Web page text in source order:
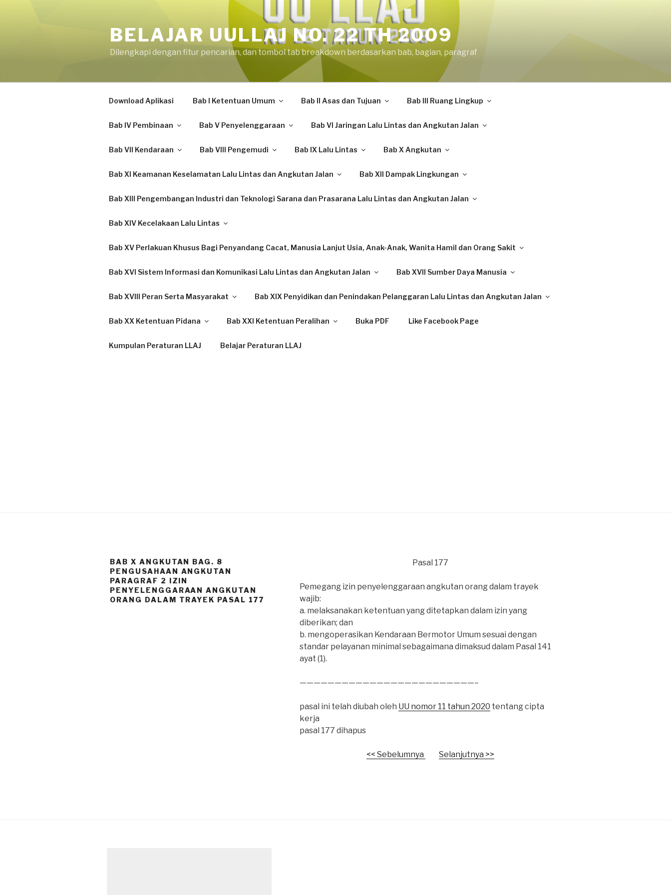
BELAJAR UULLAJ NO. 22 TH 2009
Dilengkapi dengan fitur pencarian, dan tombol tab breakdown berdasarkan bab, bagian, paragraf
Download Aplikasi Bab I Ketentuan Umum Bab II Asas dan Tujuan Bab III Ruang Lingkup
Bab IV Pembinaan Bab V Penyelenggaraan Bab VI Jaringan Lalu Lintas dan Angkutan Jalan
Bab VII Kendaraan Bab VIII Pengemudi Bab IX Lalu Lintas Bab X Angkutan
Bab XI Keamanan Keselamatan Lalu Lintas dan Angkutan Jalan Bab XII Dampak Lingkungan
Bab XIII Pengembangan Industri dan Teknologi Sarana dan Prasarana Lalu Lintas dan Angkutan Jalan
Bab XIV Kecelakaan Lalu Lintas
Bab XV Perlakuan Khusus Bagi Penyandang Cacat, Manusia Lanjut Usia, Anak-Anak, Wanita Hamil dan Orang Sakit
Bab XVI Sistem Informasi dan Komunikasi Lalu Lintas dan Angkutan Jalan Bab XVII Sumber Daya Manusia
Bab XVIII Peran Serta Masyarakat Bab XIX Penyidikan dan Penindakan Pelanggaran Lalu Lintas dan Angkutan Jalan
Bab XX Ketentuan Pidana Bab XXI Ketentuan Peralihan Buka PDF Like Facebook Page
Kumpulan Peraturan LLAJ Belajar Peraturan LLAJ
BAB X ANGKUTAN BAG. 8
PENGUSAHAAN ANGKUTAN
PARAGRAF 2 IZIN
PENYELENGGARAAN ANGKUTAN
ORANG DALAM TRAYEK PASAL 177
Pasal 177
Pemegang izin penyelenggaraan angkutan orang dalam trayek
wajib:
a. melaksanakan ketentuan yang ditetapkan dalam izin yang
diberikan; dan
b. mengoperasikan Kendaraan Bermotor Umum sesuai dengan
standar pelayanan minimal sebagaimana dimaksud dalam Pasal 141
ayat (1).
—————————————————————————–
pasal ini telah diubah oleh UU nomor 11 tahun 2020 tentang cipta
kerja
pasal 177 dihapus
<< Sebelumnya Selanjutnya >>